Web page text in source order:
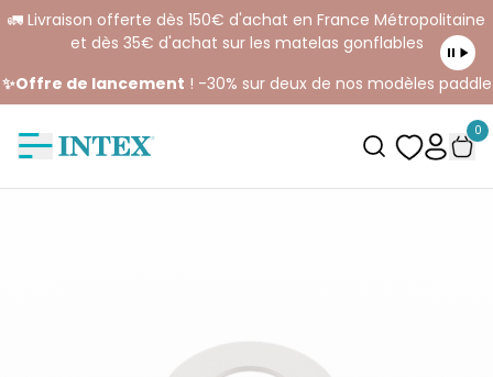
🚛 Livraison offerte dès 150€ d'achat en France Métropolitaine
et dès 35€ d'achat sur les matelas gonflables
✨Offre de lancement ! -30% sur deux de nos modèles paddle
0